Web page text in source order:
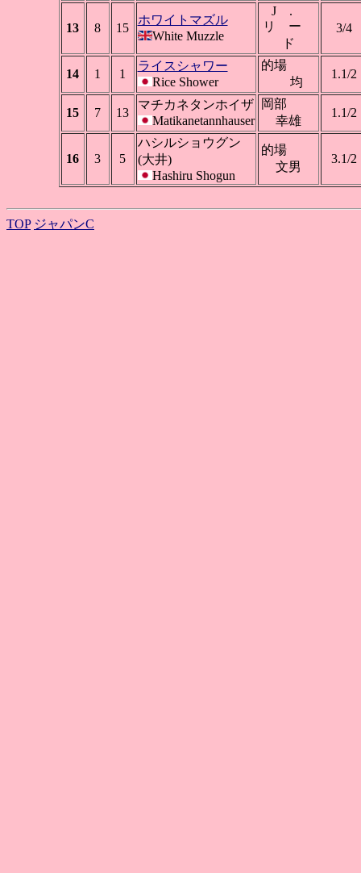
13 8 15
ホワイトマズル
White Muzzle
J .
リ ー
ド
3/4
14 1 1
ライスシャワー
Rice Shower
的場
均
1.1/2
15 7 13
マチカネタンホイザ
Matikanetannhauser
岡部
幸雄
1.1/2
16 3 5
ハシルショウグン
(大井)
Hashiru Shogun
的場
文男
3.1/2
TOP ジャパンC